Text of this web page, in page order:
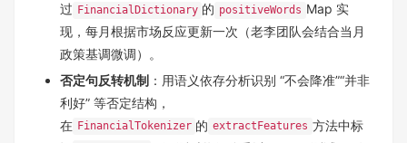
过 FinancialDictionary 的 positiveWords Map 实
现，每月根据市场反应更新一次（老李团队会结合当月
政策基调微调）。
否定句反转机制 ：用语义依存分析识别 “不会降准”“并非
利好” 等否定结构，
在 FinancialTokenizer 的 extractFeatures 方法中标